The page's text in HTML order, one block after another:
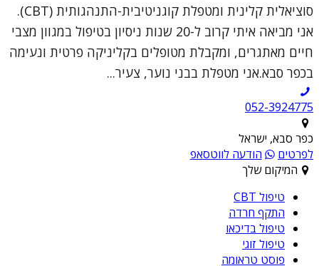
סוציאלית קלינית ומטפלת קוגניטיבית-התנהגותית (CBT).
אני מביאה איתי קרוב ל-20 שנות ניסיון בטיפול במגוון מצבי
חיים מאתגרים, ומקבלת מטופלים בקליניקה פרטית ונעימה
בכפר סבא.אני מטפלת בבני נוער, צעיר...
052-3924775
כפר סבא, ישראל
לפרטים
הודעה לווטסאפ
המיקום שלך
טיפול CBT
התקף חרדה
טיפול בדיכאו
טיפול זוגי
פוסט טראומה